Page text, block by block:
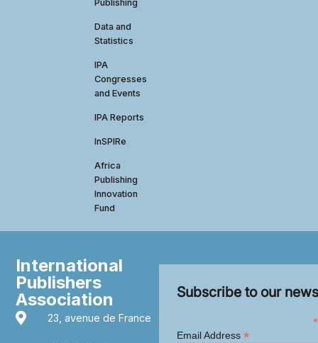
Publishing
Data and
Statistics
IPA
Congresses
and Events
IPA Reports
InSPIRe
Africa
Publishing
Innovation
Fund
International
Publishers
Association
23, avenue de France
Subscribe to our
*
Email Address *